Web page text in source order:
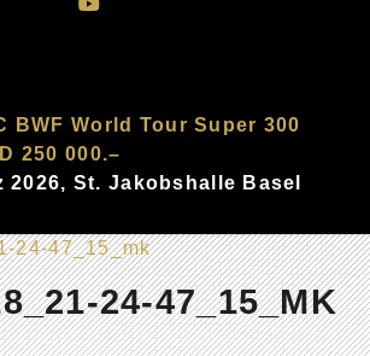
BWF World Tour Super 300
250 000.–
2026, St. Jakobshalle Basel
24-47_15_mk
24-47_15_MK